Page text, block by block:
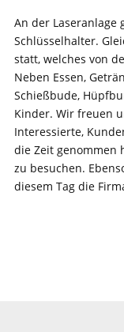
An der Laseranlage
Schlüsselhalter.
statt, welches von
Neben Essen,
Schießbude,
Kinder. Wir freuen
Interessierte,
die Zeit genommen
zu besuchen.
diesem Tag die